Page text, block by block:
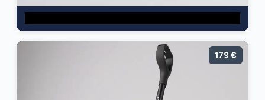
179 €